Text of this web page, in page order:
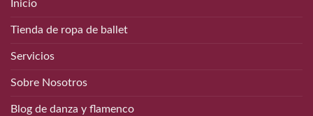
Inicio
Tienda de ropa de ballet
Servicios
Sobre Nosotros
Blog de danza y flamenco